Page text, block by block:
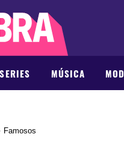
MÚSICA
Famosos